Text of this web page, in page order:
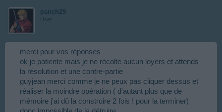
panch29
User
merci pour vos réponses
ok je patiente mais je ne récolte aucun loyers et attends
la résolution et une contre-partie
guyjean merci comme je ne peux pas cliquer dessus et
réaliser la moindre opération ( d'autant plus que de
mémoire j'ai dû la construire 2 fois ! pour la terminer)